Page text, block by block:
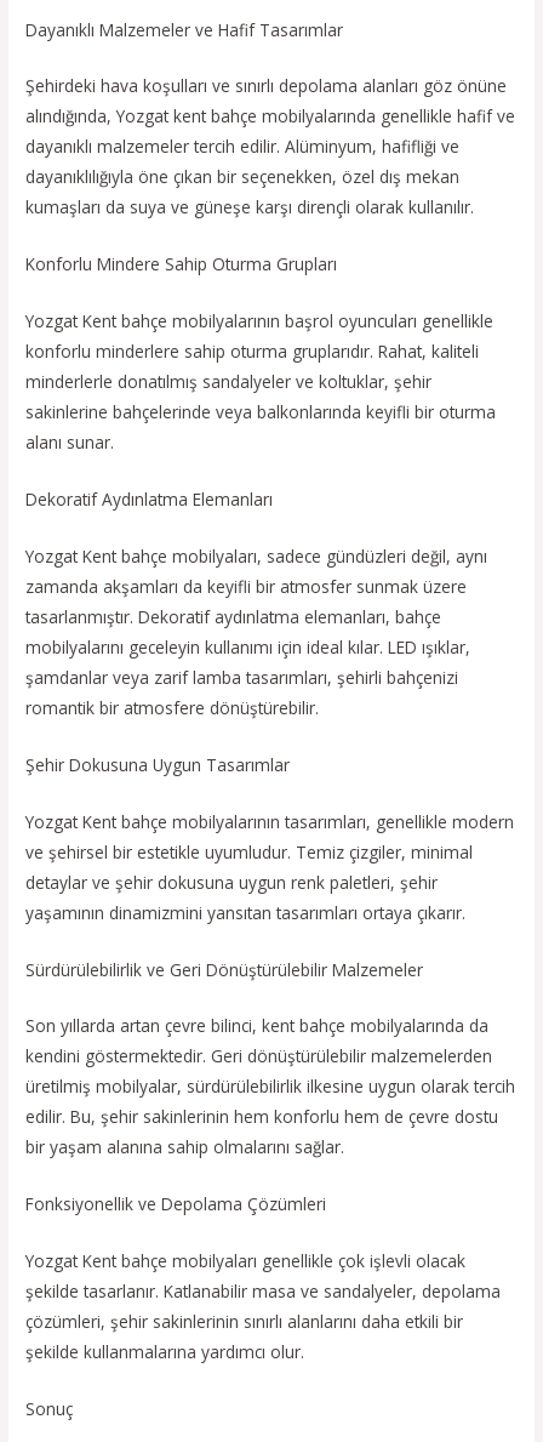
Dayanıklı Malzemeler ve Hafif Tasarımlar
Şehirdeki hava koşulları ve sınırlı depolama alanları göz önüne
alındığında, Yozgat kent bahçe mobilyalarında genellikle hafif ve
dayanıklı malzemeler tercih edilir. Alüminyum, hafifliği ve
dayanıklılığıyla öne çıkan bir seçenekken, özel dış mekan
kumaşları da suya ve güneşe karşı dirençli olarak kullanılır.
Konforlu Mindere Sahip Oturma Grupları
Yozgat Kent bahçe mobilyalarının başrol oyuncuları genellikle
konforlu minderlere sahip oturma gruplarıdır. Rahat, kaliteli
minderlerle donatılmış sandalyeler ve koltuklar, şehir
sakinlerine bahçelerinde veya balkonlarında keyifli bir oturma
alanı sunar.
Dekoratif Aydınlatma Elemanları
Yozgat Kent bahçe mobilyaları, sadece gündüzleri değil, aynı
zamanda akşamları da keyifli bir atmosfer sunmak üzere
tasarlanmıştır. Dekoratif aydınlatma elemanları, bahçe
mobilyalarını geceleyin kullanımı için ideal kılar. LED ışıklar,
şamdanlar veya zarif lamba tasarımları, şehirli bahçenizi
romantik bir atmosfere dönüştürebilir.
Şehir Dokusuna Uygun Tasarımlar
Yozgat Kent bahçe mobilyalarının tasarımları, genellikle modern
ve şehirsel bir estetikle uyumludur. Temiz çizgiler, minimal
detaylar ve şehir dokusuna uygun renk paletleri, şehir
yaşamının dinamizmini yansıtan tasarımları ortaya çıkarır.
Sürdürülebilirlik ve Geri Dönüştürülebilir Malzemeler
Son yıllarda artan çevre bilinci, kent bahçe mobilyalarında da
kendini göstermektedir. Geri dönüştürülebilir malzemelerden
üretilmiş mobilyalar, sürdürülebilirlik ilkesine uygun olarak tercih
edilir. Bu, şehir sakinlerinin hem konforlu hem de çevre dostu
bir yaşam alanına sahip olmalarını sağlar.
Fonksiyonellik ve Depolama Çözümleri
Yozgat Kent bahçe mobilyaları genellikle çok işlevli olacak
şekilde tasarlanır. Katlanabilir masa ve sandalyeler, depolama
çözümleri, şehir sakinlerinin sınırlı alanlarını daha etkili bir
şekilde kullanmalarına yardımcı olur.
Sonuç